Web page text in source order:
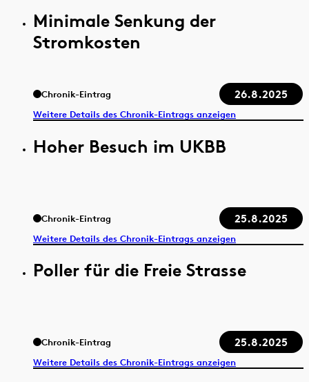
Minimale Senkung der
Stromkosten
Chronik-Eintrag 26.8.2025
Weitere Details des Chronik-Eintrags anzeigen
Hoher Besuch im UKBB
Chronik-Eintrag 25.8.2025
Weitere Details des Chronik-Eintrags anzeigen
Poller für die Freie Strasse
Chronik-Eintrag 25.8.2025
Weitere Details des Chronik-Eintrags anzeigen